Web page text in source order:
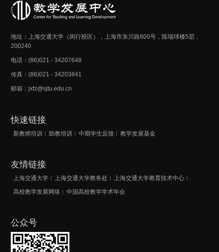
地址：上海交通大学（闵行校区），上海市东川路800号，陈瑞球楼5层，
200240
电话：(86)021 - 34207648
传真：(86)021 - 34203841
邮箱：jxfz@sjtu.edu.cn
快速链接
新教师培训 助教培训 中期学生反馈 教学发展基金
友情链接
上海交通大学 上海交通大学教务处
上海交通大学教育技术中心
高校教学发展网络
中国高校教学学术年会
公众号